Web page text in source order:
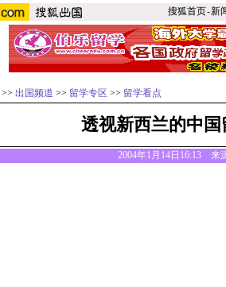
搜狐首页-新
>> 出国频道 >> 留学专区 >> 留学看点
透视新西兰的中
2004年1月14日16:13 来